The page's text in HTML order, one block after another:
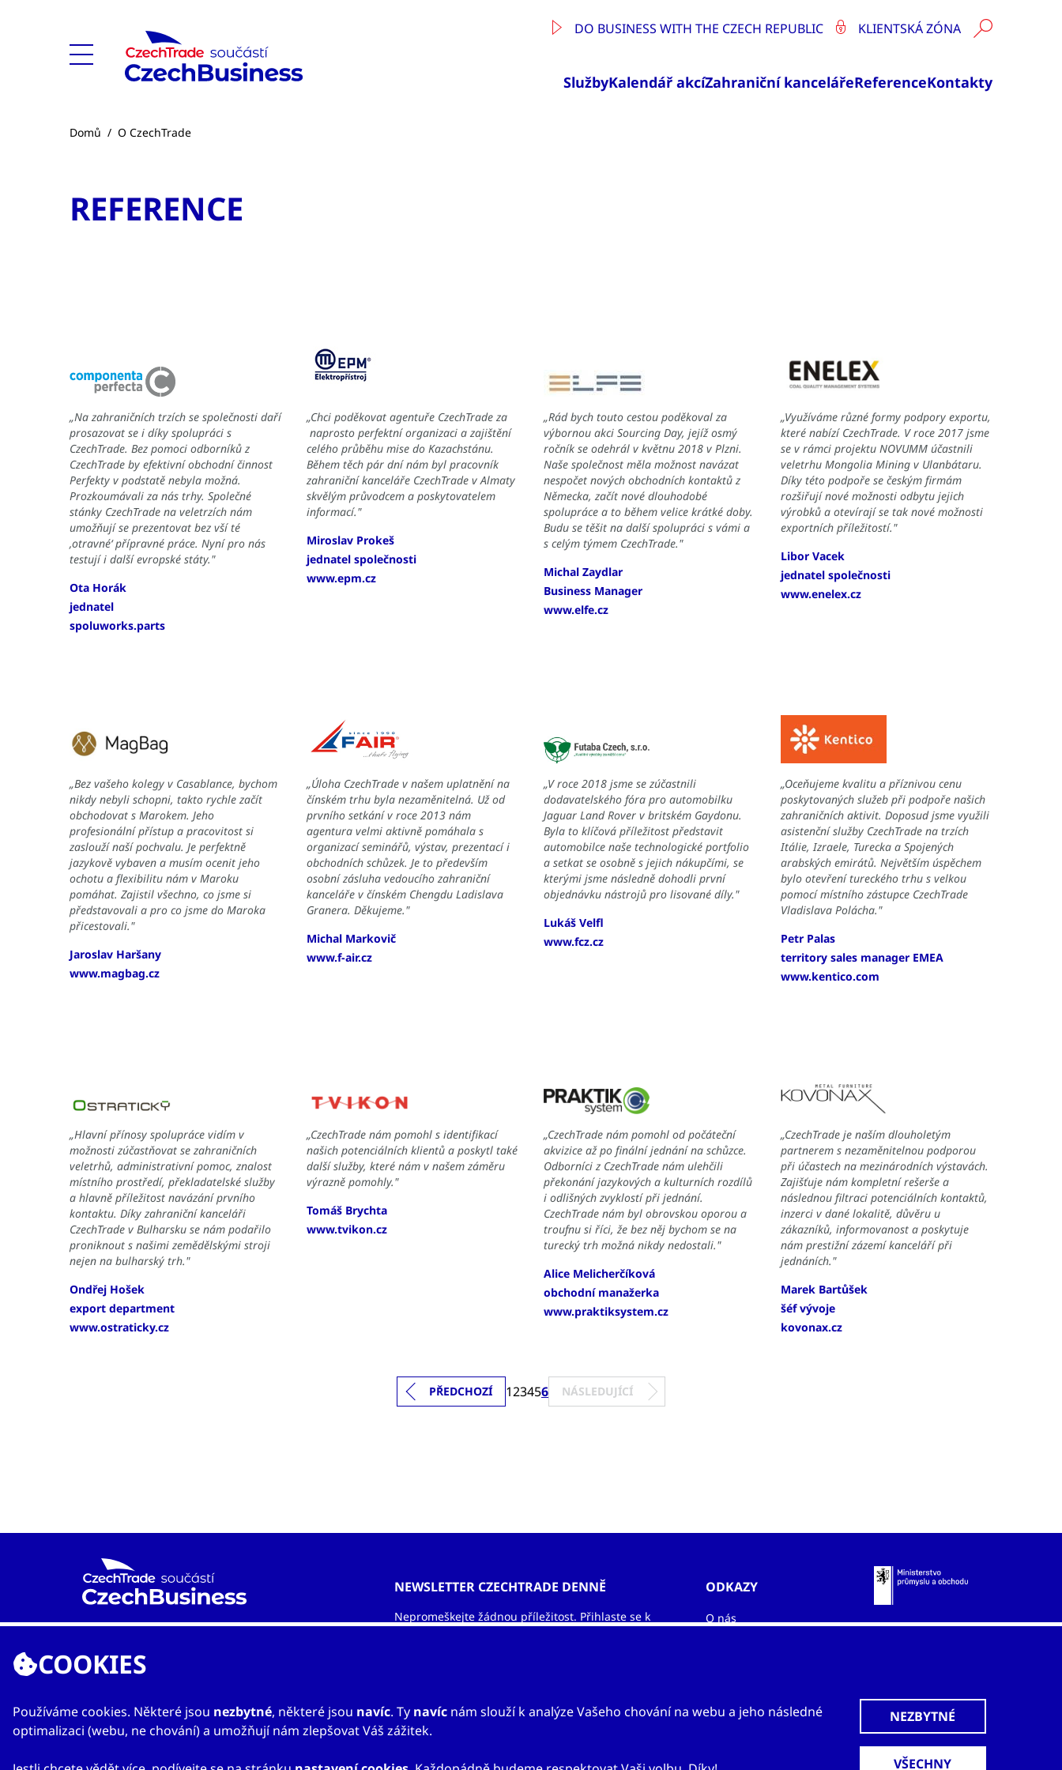
DO BUSINESS WITH THE CZECH REPUBLIC KLIENTSKÁ ZÓNA
SlužbyKalendář akcíZahraniční kancelářeReferenceKontakty
Domů / O CzechTrade
REFERENCE
„Na zahraničních trzích se společnosti daří
prosazovat se i díky spolupráci s
CzechTrade. Bez pomoci odborníků z
CzechTrade by efektivní obchodní činnost
Perfekty v podstatě nebyla možná.
Prozkoumávali za nás trhy. Společné
stánky CzechTrade na veletrzích nám
umožňují se prezentovat bez vší té
‚otravné‘ přípravné práce. Nyní pro nás
testují i další evropské státy."
Ota Horák
jednatel
spoluworks.parts
„Chci poděkovat agentuře CzechTrade za
naprosto perfektní organizaci a zajištění
celého průběhu mise do Kazachstánu.
Během těch pár dní nám byl pracovník
zahraniční kanceláře CzechTrade v Almaty
skvělým průvodcem a poskytovatelem
informací."
Miroslav Prokeš
jednatel společnosti
www.epm.cz
„Rád bych touto cestou poděkoval za
výbornou akci Sourcing Day, jejíž osmý
ročník se odehrál v květnu 2018 v Plzni.
Naše společnost měla možnost navázat
nespočet nových obchodních kontaktů z
Německa, začít nové dlouhodobé
spolupráce a to během velice krátké doby.
Budu se těšit na další spolupráci s vámi a
s celým týmem CzechTrade."
Michal Zaydlar
Business Manager
www.elfe.cz
„Využíváme různé formy podpory exportu,
které nabízí CzechTrade. V roce 2017 jsme
se v rámci projektu NOVUMM účastnili
veletrhu Mongolia Mining v Ulanbátaru.
Díky této podpoře se českým firmám
rozšiřují nové možnosti odbytu jejich
výrobků a otevírají se tak nové možnosti
exportních příležitostí."
Libor Vacek
jednatel společnosti
www.enelex.cz
„Bez vašeho kolegy v Casablance, bychom
nikdy nebyli schopni, takto rychle začít
obchodovat s Marokem. Jeho
profesionální přístup a pracovitost si
zaslouží naší pochvalu. Je perfektně
jazykově vybaven a musím ocenit jeho
ochotu a flexibilitu nám v Maroku
pomáhat. Zajistil všechno, co jsme si
představovali a pro co jsme do Maroka
přicestovali."
Jaroslav Haršany
www.magbag.cz
„Úloha CzechTrade v našem uplatnění na
čínském trhu byla nezaměnitelná. Už od
prvního setkání v roce 2013 nám
agentura velmi aktivně pomáhala s
organizací seminářů, výstav, prezentací i
obchodních schůzek. Je to především
osobní zásluha vedoucího zahraniční
kanceláře v čínském Chengdu Ladislava
Granera. Děkujeme."
Michal Markovič
www.f-air.cz
„V roce 2018 jsme se zúčastnili
dodavatelského fóra pro automobilku
Jaguar Land Rover v britském Gaydonu.
Byla to klíčová příležitost představit
automobilce naše technologické portfolio
a setkat se osobně s jejich nákupčími, se
kterými jsme následně dohodli první
objednávku nástrojů pro lisované díly."
Lukáš Velfl
www.fcz.cz
„Oceňujeme kvalitu a příznivou cenu
poskytovaných služeb při podpoře našich
zahraničních aktivit. Doposud jsme využili
asistenční služby CzechTrade na trzích
Itálie, Izraele, Turecka a Spojených
arabských emirátů. Největším úspěchem
bylo otevření tureckého trhu s velkou
pomocí místního zástupce CzechTrade
Vladislava Polácha."
Petr Palas
territory sales manager EMEA
www.kentico.com
„Hlavní přínosy spolupráce vidím v
možnosti zúčastňovat se zahraničních
veletrhů, administrativní pomoc, znalost
místního prostředí, překladatelské služby
a hlavně příležitost navázání prvního
kontaktu. Díky zahraniční kanceláři
CzechTrade v Bulharsku se nám podařilo
proniknout s našimi zemědělskými stroji
nejen na bulharský trh."
Ondřej Hošek
export department
www.ostraticky.cz
„CzechTrade nám pomohl s identifikací
našich potenciálních klientů a poskytl také
další služby, které nám v našem záměru
výrazně pomohly."
Tomáš Brychta
www.tvikon.cz
„CzechTrade nám pomohl od počáteční
akvizice až po finální jednání na schůzce.
Odborníci z CzechTrade nám ulehčili
překonání jazykových a kulturních rozdílů
i odlišných zvyklostí při jednání.
CzechTrade nám byl obrovskou oporou a
troufnu si říci, že bez něj bychom se na
turecký trh možná nikdy nedostali."
Alice Melicherčíková
obchodní manažerka
www.praktiksystem.cz
„CzechTrade je naším dlouholetým
partnerem s nezaměnitelnou podporou
při účastech na mezinárodních výstavách.
Zajišťuje nám kompletní rešerše a
následnou filtraci potenciálních kontaktů,
inzerci v dané lokalitě, důvěru u
zákazníků, informovanost a poskytuje
nám prestižní zázemí kanceláří při
jednáních."
Marek Bartůšek
šéf vývoje
kovonax.cz
PŘEDCHOZÍ 123456 NÁSLEDUJÍCÍ
průmyslu a obchodu s cílem rozvíjet mezinárodní
obchod a vzájemnou spolupráci mezi českými a
NEWSLETTER CZECHTRADE DENNĚ
Nepromeškejte žádnou příležitost. Přihlaste se k
ODEBÍRAT NEWSLETTER
ODKAZY
O nás
COOKIES
Používáme cookies. Některé jsou nezbytné, některé jsou navíc. Ty navíc nám slouží k analýze Vašeho chování na webu a jeho následné
optimalizaci (webu, ne chování) a umožňují nám zlepšovat Váš zážitek.